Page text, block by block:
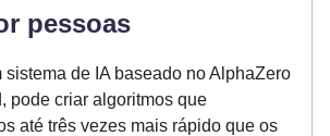
pessoas
sistema de IA baseado no AlphaZero
pode criar algoritmos que
até três vezes mais rápido que os